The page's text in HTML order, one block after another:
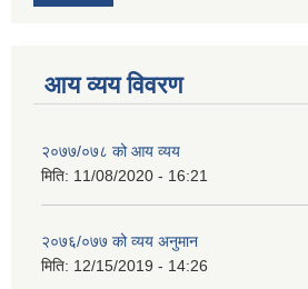
आय व्यय विवरण
२०७७/०७८ को आय व्यय
मिति: 11/08/2020 - 16:21
२०७६/०७७ को व्यय अनुमान
मिति: 12/15/2019 - 14:26